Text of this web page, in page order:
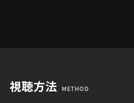
視聴方法 METHOD